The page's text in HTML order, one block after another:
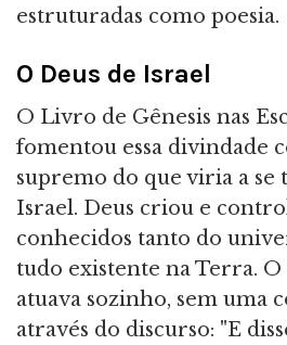
estruturadas como poesia.
O Deus de Israel
O Livro de Gênesis nas
fomentou essa divindade
supremo do que viria a se
Israel. Deus criou e
conhecidos tanto do
tudo existente na Terra. O
atuava sozinho, sem uma
através do discurso: "E